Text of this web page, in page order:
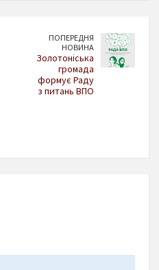
ПОПЕРЕДНЯ
НОВИНА
Золотоніська
громада
формує Раду
з питань ВПО